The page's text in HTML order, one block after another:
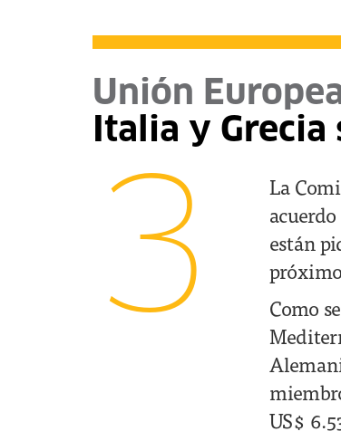
Unión
Italia y
3
La
están
Como
US$